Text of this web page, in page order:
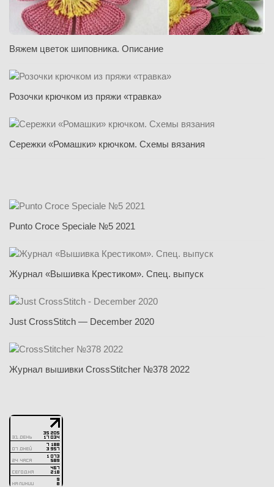
Вяжем цветок шиповника. Описание
Розочки крючком из пряжи «травка»
Сережки «Ромашки» крючком. Схемы вязания
Punto Croce Speciale №5 2021
Журнал «Вышивка Крестиком». Спец. выпуск
Just CrossStitch — December 2020
Журнал вышивки CrossStitcher №378 2022